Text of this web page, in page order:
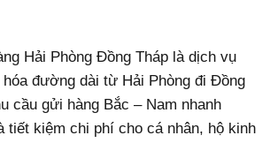
Hải Phòng Đồng Tháp là dịch vụ
đường dài từ Hải Phòng đi Đồng
cầu gửi hàng Bắc – Nam nhanh
tiết kiệm chi phí cho cá nhân, hộ kinh